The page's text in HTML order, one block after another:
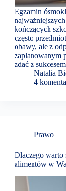
Egzamin
kończących
często
obawy, ale z
zaplanowanym
zdać z
Natalia
4
Prawo
Dlaczego warto
alimentów w